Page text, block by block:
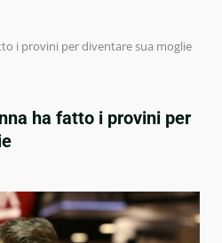
i provini per diventare sua moglie
ha fatto i provini per